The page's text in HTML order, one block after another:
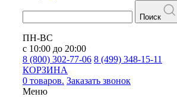
Поиск
ПН-ВС
с 10:00 до 20:00
8 (800) 302-77-06 8 (499) 348-15-11
КОРЗИНА
0 товаров. Заказать звонок
Меню